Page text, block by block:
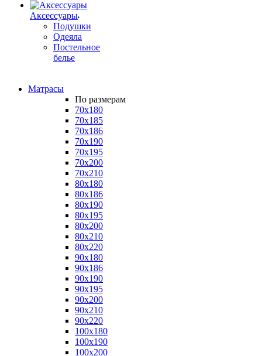
Аксессуары
Подушки
Одеяла
Постельное
белье
Матрасы
По размерам
70x180
70x185
70x186
70x190
70x195
70x200
70x210
80x180
80x186
80x190
80x195
80x200
80x210
80x220
90x180
90x186
90x190
90x195
90x200
90x210
90x220
100x180
100x190
100x200